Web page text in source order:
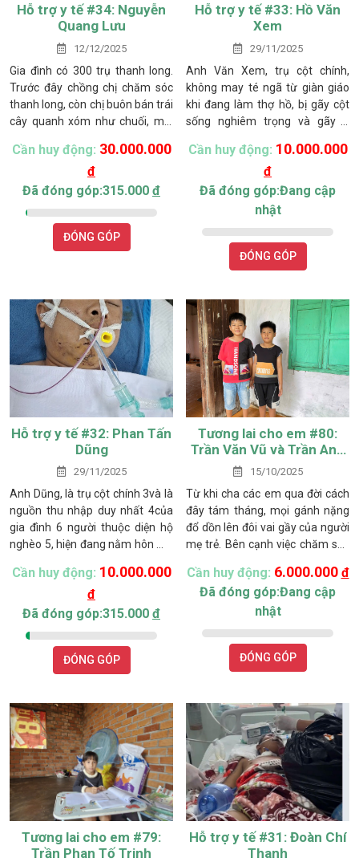
Hỗ trợ y tế #34: Nguyễn
Quang Lưu
12/12/2025
Gia đình có 300 trụ thanh long.
Trước đây chồng chị chăm sóc
thanh long, còn chị buôn bán trái
cây quanh xóm như chuối, mít,
200.000 đồng. Tưởng rằng cuộc
sống của chị sẽ bình dị, nhưng
liên tiếp những biến cố lớn xảy
Cần huy động: 30.000.000
đ
Đã đóng góp:315.000 đ
ĐÓNG GÓP
Hỗ trợ y tế #33: Hồ Văn
Xem
29/11/2025
Anh Văn Xem, trụ cột chính,
không may té ngã từ giàn giáo
khi đang làm thợ hồ, bị gãy cột
sống nghiêm trọng và gãy 3
được điều trị tại Bệnh viện Đa
khoa tỉnh Lâm Đồng , nhưng các
bác sĩ yêu cầu phải chuyển gấp
vào bệnh viện tại TP.HCM để
sâu vì anh bị nặng.
Cần huy động: 10.000.000
đ
Đã đóng góp:Đang cập
nhật
ĐÓNG GÓP
Hỗ trợ y tế #32: Phan Tấn
Dũng
29/11/2025
Anh Dũng, là trụ cột chính 3và là
nguồn thu nhập duy nhất 4của
gia đình 6 người thuộc diện hộ
nghèo 5, hiện đang nằm hôn mê
Bệnh viện Chợ Rẫy TP HCM6.
Cùng lúc đó, chị Duyên (vợ anh)
đang điều trị gãy xương mặt7.
Con trai nhỏ 2 tuổi may mắn đã
ổn định sau vết thương ở mang
tai và được gửi về nhà cô ruột
Cần huy động: 10.000.000
đ
Đã đóng góp:315.000 đ
ĐÓNG GÓP
Tương lai cho em #80:
Trần Văn Vũ và Trần Anh
Kiệt
15/10/2025
Từ khi cha các em qua đời cách
đây tám tháng, mọi gánh nặng
đổ dồn lên đôi vai gầy của người
mẹ trẻ. Bên cạnh việc chăm sóc
cho cha chồng bị tai biến nằm
một chỗ và người chị chồng bị
bệnh thần kinh bẩm sinh.
Cần huy động: 6.000.000 đ
Đã đóng góp:Đang cập
nhật
ĐÓNG GÓP
Tương lai cho em #79:
Trần Phan Tố Trinh
Hỗ trợ y tế #31: Đoàn Chí
Thanh